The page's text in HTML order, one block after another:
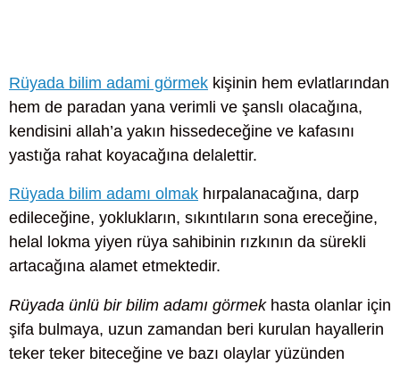
Rüyada bilim adami görmek kişinin hem evlatlarından
hem de paradan yana verimli ve şanslı olacağına,
kendisini allah’a yakın hissedeceğine ve kafasını
yastığa rahat koyacağına delalettir.
Rüyada bilim adamı olmak hırpalanacağına, darp
edileceğine, yoklukların, sıkıntıların sona ereceğine,
helal lokma yiyen rüya sahibinin rızkının da sürekli
artacağına alamet etmektedir.
Rüyada ünlü bir bilim adamı görmekhasta olanlar için
şifa bulmaya, uzun zamandan beri kurulan hayallerin
teker teker biteceğine ve bazı olaylar yüzünden